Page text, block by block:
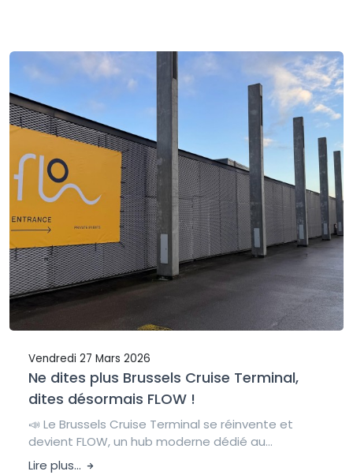
Vendredi 27 Mars 2026
Ne dites plus Brussels Cruise Terminal,
dites désormais FLOW !
📣 Le Brussels Cruise Terminal se réinvente et
devient FLOW, un hub moderne dédié au...
Lire plus...